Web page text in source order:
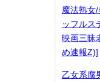
魔法熟女
ッフルス
映画三昧
め速報Z)]
乙女系腐